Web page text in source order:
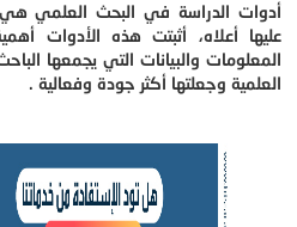
أدوات الدراسة في البحث العلمي
عليها أعلاه، أثبتت هذه الأدوات
المعلومات والبيانات التي يجمعها
العلمية وجعلتها أكثر جودة وفعالية .